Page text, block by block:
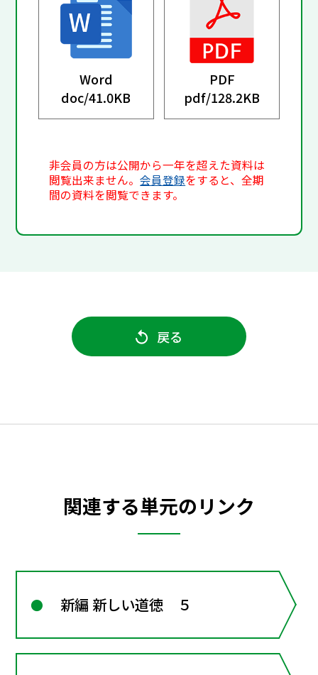
Word
doc/41.0KB
PDF
pdf/128.2KB
非会員の方は公開から一年を超えた資料は
閲覧出来ません。会員登録をすると、全期
間の資料を閲覧できます。
戻る
関連する単元のリンク
新編 新しい道徳 ５